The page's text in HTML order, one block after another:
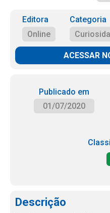
Editora
Online
Categoria
ACESSAR
Publicado em
01/07/2020
Descrição